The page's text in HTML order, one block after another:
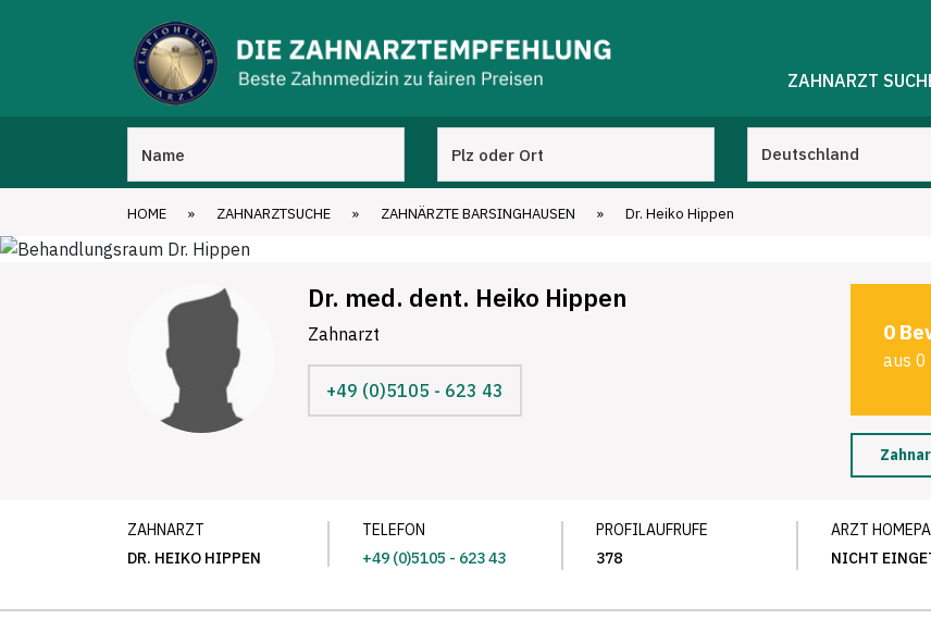
ZAHNARZT
HOME » ZAHNARZTSUCHE » ZAHNÄRZTE BARSINGHAUSEN » Dr. Heiko Hippen
Dr. med. dent. Heiko Hippen
Zahnarzt
+49 (0)5105 - 623 43
0
aus 0
ZAHNARZT
DR. HEIKO HIPPEN
TELEFON
+49 (0)5105 - 623 43
PROFILAUFRUFE
378
ARZT
NICHT